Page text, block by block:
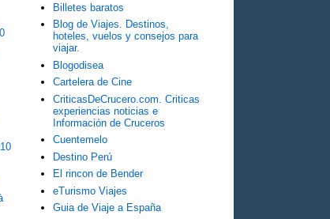
Billetes baratos
Blog de Viajes. Destinos,
hoteles, vuelos y consejos para
viajar.
Blogodisea
Cartelera de Cine
CriticasDeCrucero.com. Criticas
experiencias noticias e
Información de Cruceros
Cuentemelo
Destino Perú
El rincon de Bender
eTurismo Viajes
Guia de Viaje a España